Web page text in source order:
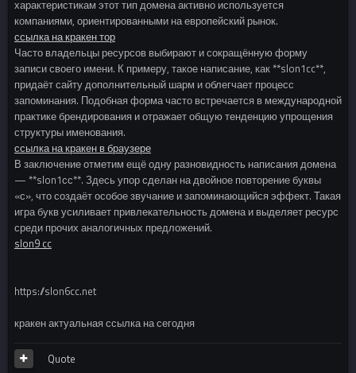
характеристикам этот тип домена активно используется
компаниями, ориентированными на европейский рынок.
ссылка на кракен тор
Часто владельцы ресурсов выбирают и сокращённую форму
записи своего имени. К примеру, такое написание, как **slon1cc**,
придаёт сайту дополнительный шарм и облегчает процесс
запоминания. Подобная форма часто встречается в международной
практике брендирования и отражает общую тенденцию упрощения
структуры именования.
ссылка на кракен в браузере
В заключение отметим ещё одну разновидность написания домена
— **slon1сс**. Здесь упор сделан на двойное повторение буквы
«с», что создаёт особое звучание и запоминающийся эффект. Такая
игра букв усиливает привлекательность домена и выделяет ресурс
среди прочих аналогичных предложений.
slon9 cc
https://slon6cc.net
кракен актуальная ссылка на сегодня
Quote